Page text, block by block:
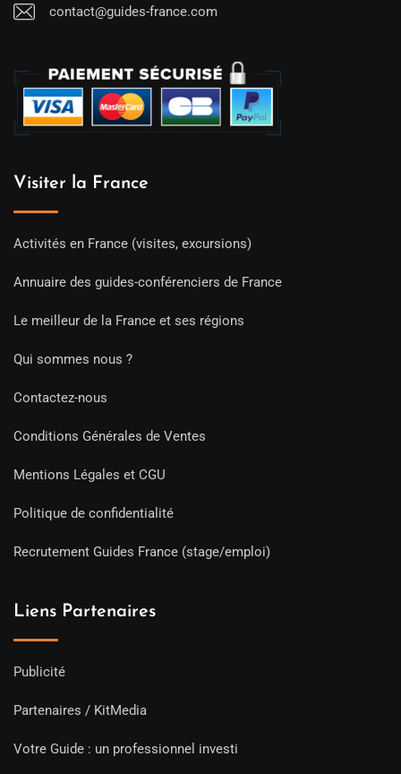
contact@guides-france.com
Visiter la France
Activités en France (visites, excursions)
Annuaire des guides-conférenciers de France
Le meilleur de la France et ses régions
Qui sommes nous ?
Contactez-nous
Conditions Générales de Ventes
Mentions Légales et CGU
Politique de confidentialité
Recrutement Guides France (stage/emploi)
Liens Partenaires
Publicité
Partenaires / KitMedia
Votre Guide : un professionnel investi